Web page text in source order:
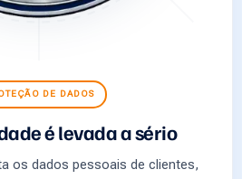
DE DADOS
é levada a sério
os dados pessoais de clientes,